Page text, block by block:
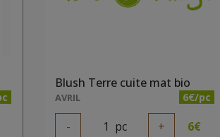
Blush Terre cuite mat bio
AVRIL 6€/pc
- 1 pc + 6€